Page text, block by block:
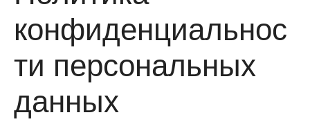
конфиденциальнос
ти персональных
данных